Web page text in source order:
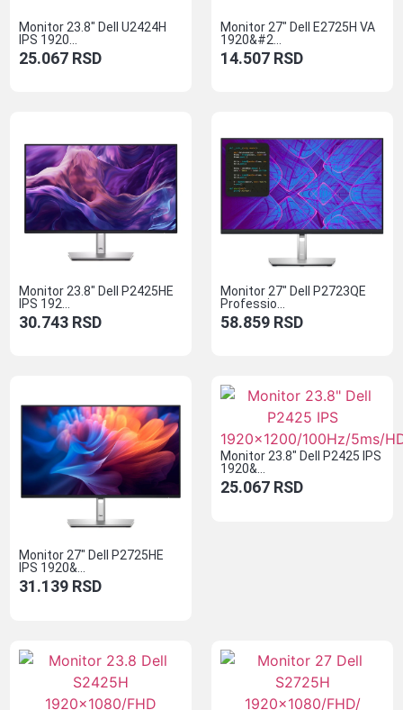
Monitor 23.8″ Dell U2424H
IPS 1920...
25.067 RSD
Monitor 27″ Dell E2725H VA
1920&#2...
14.507 RSD
Monitor 23.8″ Dell P2425HE
IPS 192...
30.743 RSD
Monitor 27″ Dell P2723QE
Professio...
58.859 RSD
Monitor 27″ Dell P2725HE
IPS 1920&...
31.139 RSD
Monitor 23.8″ Dell P2425 IPS
1920&...
25.067 RSD